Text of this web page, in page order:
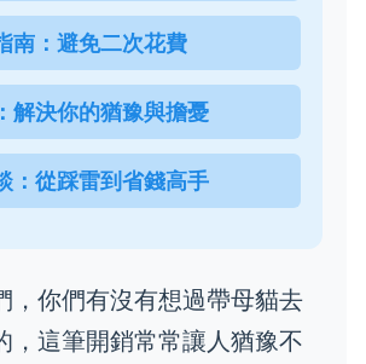
南：避免二次花費
解決你的猶豫與擔憂
：從踩雷到省錢高手
，你們有沒有想過帶母貓去
，這筆開銷常常讓人猶豫不